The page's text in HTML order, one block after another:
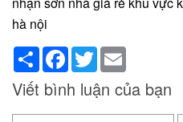
hà nội
ShareFacebook
Twitter
Viết bình luận của bạn